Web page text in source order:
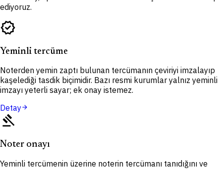
ediyoruz.
verified
Yeminli tercüme
Noterden yemin zaptı bulunan tercümanın çeviriyi imzalayıp
kaşelediği tasdik biçimidir. Bazı resmi kurumlar yalnız yeminli
imzayı yeterli sayar; ek onay istemez.
Detayarrow_forward
gavel
Noter onayı
Yeminli tercümenin üzerine noterin tercümanı tanıdığını ve